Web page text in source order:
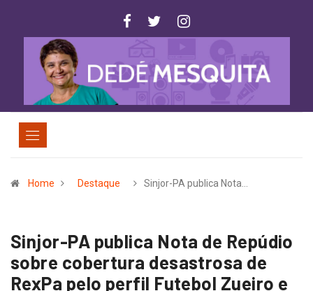
Home Destaque Sinjor-PA publica Nota…
Sinjor-PA publica Nota de Repúdio
sobre cobertura desastrosa de
RexPa pelo perfil Futebol Zueiro e